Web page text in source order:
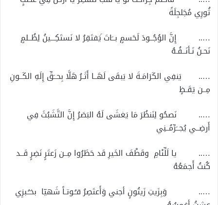
ثُورِي مُجَلجِلَةً
….. إِنَّ الوُجُــودَ لَحَسمٍ بــَاتَ َيَفتَقِرُ لا نَستَكِـــينُ لِظُــلمٍ
نَحـنُ نَـأنَــفُـهُ
….. يَنفِي الكَرَامَـةَ لا يَبقَى لَهَــا أَثَـرُ هَلَّا بِحــَقِّ إِلَهِ الكَــونِ
مِــن يَقَـظٍ
….. نَصحُو لِنَنظُرَ مَا يَغشَى لَهُ البَصَرُ إِنَّ التَّشَبُثَ فِي
أَرضِــي يُجــَرِّمُــنِي
….. يا لَلِّئَامِ وقَطْفَ الخَيرِ قَد حَظَرُوا مِــن زَعتَرٍ نَضِرٍ قَــد
كُنتُ أَجمَعُهُ
….. وَبِزَيتِ زَيتُونٍ أجني وَأَعتَصِرُ قـُـوتـاً شَهيّا بخـُـبزِي